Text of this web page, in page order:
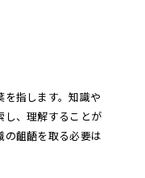
を指します。知識や
し、理解することが
の齟齬を取る必要は